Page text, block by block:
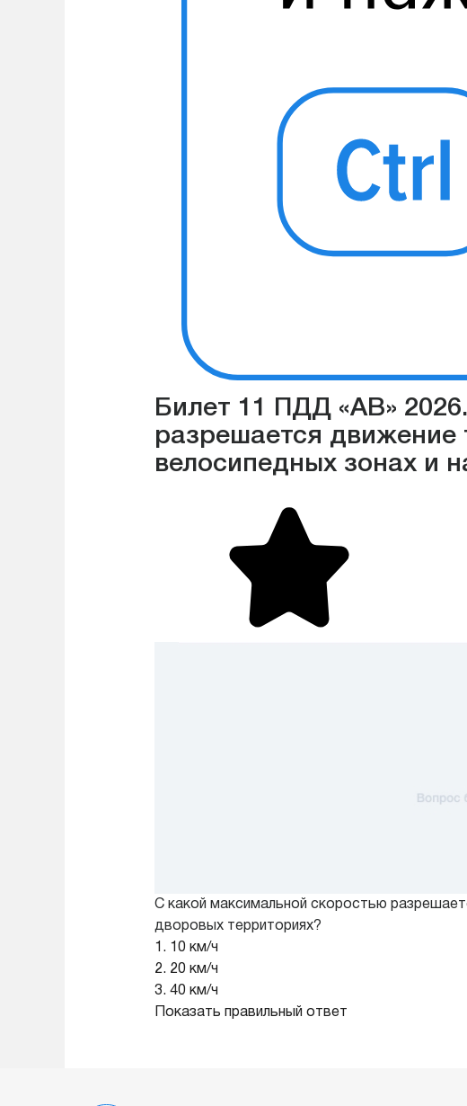
Билет 11 ПДД «АВ»
разрешается движение
велосипедных зонах и
С какой максимальной скоростью
дворовых территориях?
1. 10 км/ч
2. 20 км/ч
3. 40 км/ч
Показать правильный ответ